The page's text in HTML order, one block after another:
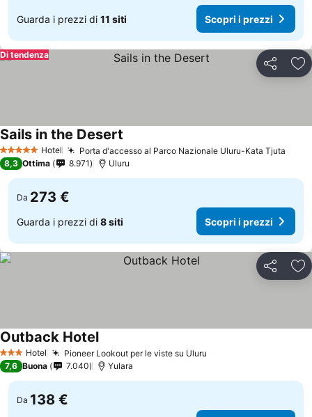
Guarda i prezzi di 11 siti Scopri i prezzi
Condividi
Di tendenza
5 Stelle Hotel Porta d'accesso al Parco Nazionale Uluru-Kata Tjuta
Sails in the Desert
8,3 Ottima 8.971 Uluru
Da 273 €
Guarda i prezzi di 8 siti Scopri i prezzi
Condividi
3 StelleHotel Pioneer Lookout per le viste su Uluru
Outback Hotel
7,6 Buona 7.040 Yulara
Da 138 €